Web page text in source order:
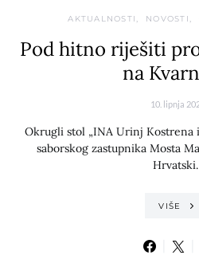
AKTUALNOSTI NOVOSTI
Pod hitno riješiti
na
10. lipnja
Okrugli stol „INA Urinj Kostrena
saborskog zastupnika Mosta
VIŠE